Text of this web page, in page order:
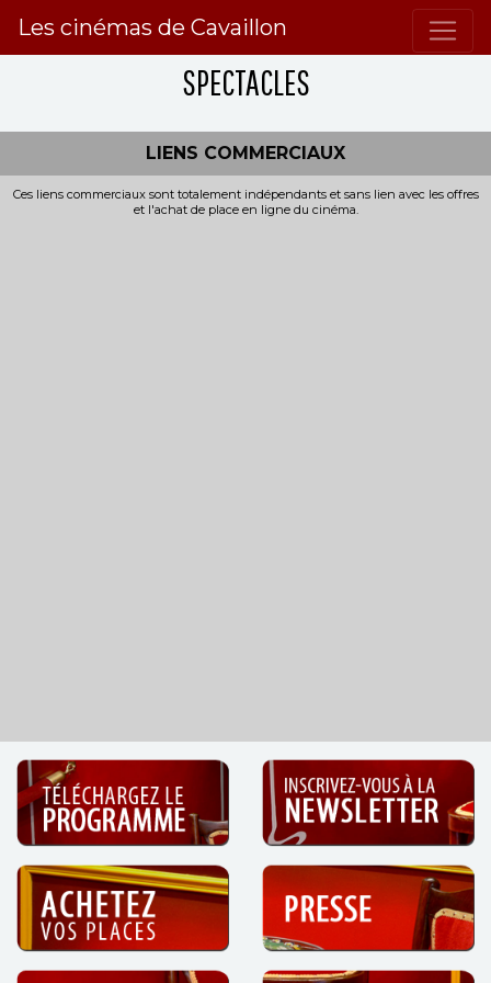
Les cinémas de Cavaillon
SPECTACLES
LIENS COMMERCIAUX
Ces liens commerciaux sont totalement indépendants et sans lien avec les offres
et l'achat de place en ligne du cinéma.